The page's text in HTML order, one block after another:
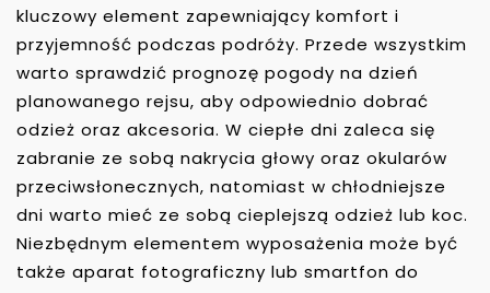
kluczowy element zapewniający komfort i
przyjemność podczas podróży. Przede wszystkim
warto sprawdzić prognozę pogody na dzień
planowanego rejsu, aby odpowiednio dobrać
odzież oraz akcesoria. W ciepłe dni zaleca się
zabranie ze sobą nakrycia głowy oraz okularów
przeciwsłonecznych, natomiast w chłodniejsze
dni warto mieć ze sobą cieplejszą odzież lub koc.
Niezbędnym elementem wyposażenia może być
także aparat fotograficzny lub smartfon do